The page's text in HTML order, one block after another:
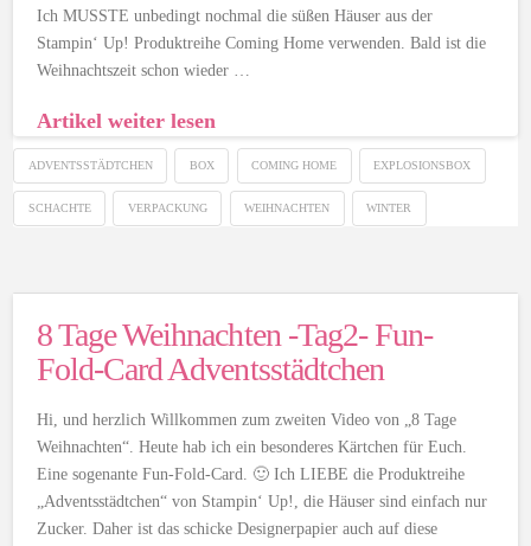
Ich MUSSTE unbedingt nochmal die süßen Häuser aus der
Stampin‘ Up! Produktreihe Coming Home verwenden. Bald ist die
Weihnachtszeit schon wieder …
Artikel weiter lesen
ADVENTSSTÄDTCHEN BOX COMING HOME EXPLOSIONSBOX
SCHACHTE VERPACKUNG WEIHNACHTEN WINTER
8 Tage Weihnachten -Tag2- Fun-
Fold-Card Adventsstädtchen
Hi, und herzlich Willkommen zum zweiten Video von „8 Tage
Weihnachten“. Heute hab ich ein besonderes Kärtchen für Euch.
Eine sogenante Fun-Fold-Card. 🙂 Ich LIEBE die Produktreihe
„Adventsstädtchen“ von Stampin‘ Up!, die Häuser sind einfach nur
Zucker. Daher ist das schicke Designerpapier auch auf diese